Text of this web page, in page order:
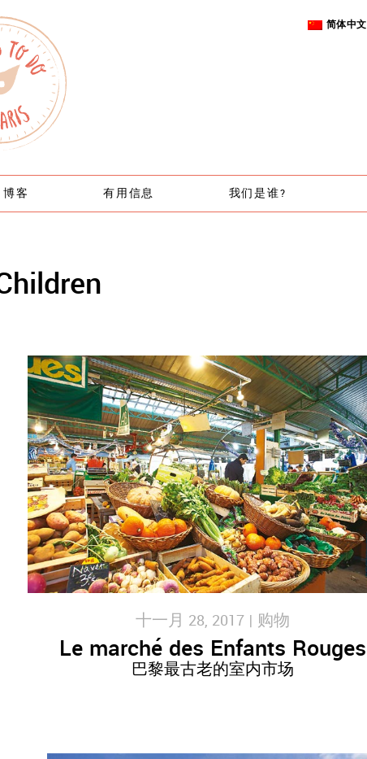
简体中文
博客 有用信息 我们是谁?
十一月 28, 2017 | 购物
Le marché des Enfants Rouges
巴黎最古老的室内市场